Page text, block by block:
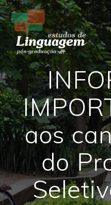
aos
do